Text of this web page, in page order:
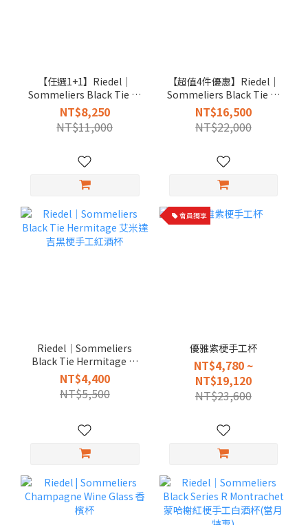
【任選1+1】Riedel｜
Sommeliers Black Tie 黑
梗手工杯（共2支）
NT$8,250
NT$11,000
【超值4件優惠】Riedel｜
Sommeliers Black Tie 黑
梗手工杯加贈Riedel擦拭
布
NT$16,500
NT$22,000
Riedel｜Sommeliers
Black Tie Hermitage 艾
米達吉黑梗手工紅酒杯
NT$4,400
NT$5,500
會員獨享
優雅紫梗手工杯
NT$4,780 ~
NT$19,120
NT$23,600